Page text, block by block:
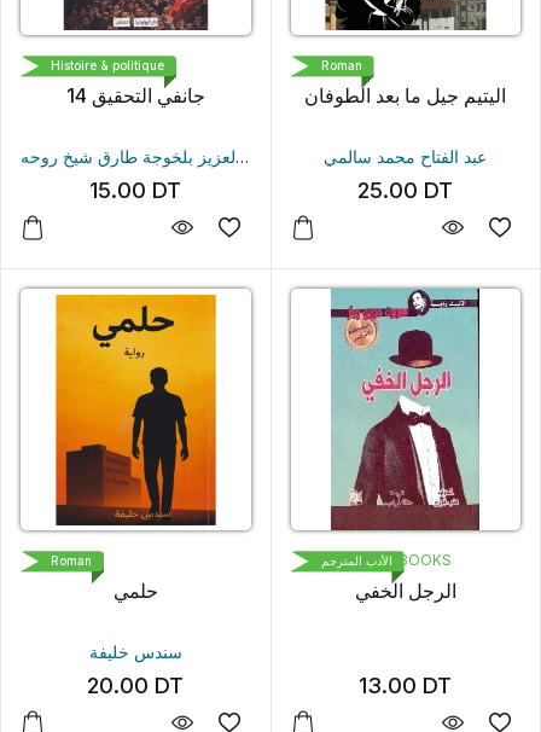
14 جانفي التحقيق
عبد العزيز بلخوجة طارق شيخ روحه
15.00 DT
Histoire & politique
اليتيم جيل ما بعد الطوفان
عبد الفتاح محمد سالمي
25.00 DT
Roman
حلمي
سندس خليفة
20.00 DT
Roman 1000 BOOKS
الرجل الخفي
13.00 DT
الأدب المترجم